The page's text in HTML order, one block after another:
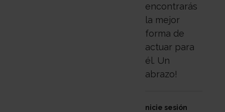
encontrarás
la mejor
forma de
actuar para
él. Un
abrazo!
Inicie sesión